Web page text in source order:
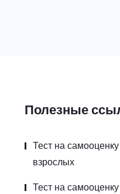
Полезные
Тест на
взрослых
Тест на